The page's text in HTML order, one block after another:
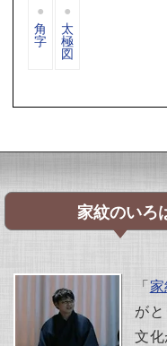
角
字
太
極
図
家紋のいろ
「
が
文